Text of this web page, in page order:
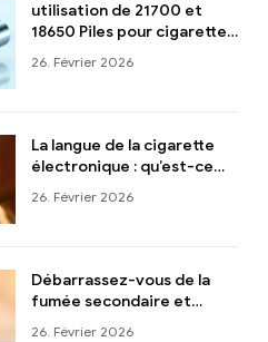
utilisation de 21700 et
18650 Piles pour cigarettes
électroniques
26. Février 2026
La langue de la cigarette
électronique : qu’est-ce
que c’est et que pouvez-
26. Février 2026
Débarrassez-vous de la
fumée secondaire et
profitez d'une nouvelle
26. Février 2026